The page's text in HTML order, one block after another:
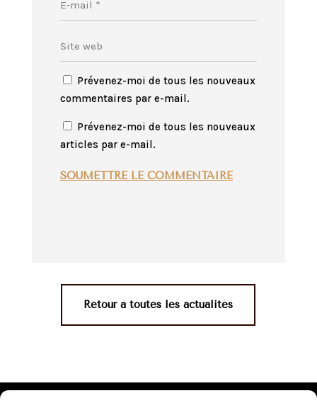
Prévenez-moi de tous les nouveaux
commentaires par e-mail.
Prévenez-moi de tous les nouveaux
articles par e-mail.
SOUMETTRE LE COMMENTAIRE
Retour à toutes les actualités